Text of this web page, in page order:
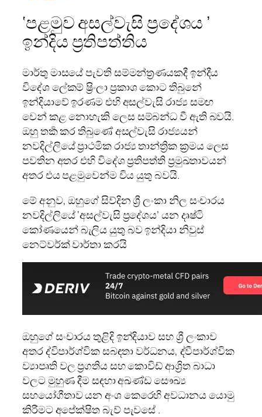
‘පළමුව අසල්වැසි ප්‍රදේශය ’
ඉන්දිය ප්‍රතිපත්තිය
මාර්තු මාසයේ පැවති සම්මන්ත්‍රණයකදී ඉන්දීය
විදේශ ලේකම් ෂ්‍රිංලා ප්‍රකාශ කොට තිබුනේ
ඉන්දියාවේ ඉරණම එහි අසල්වැසි රාජ්‍ය සමඟ
වෙන් කළ නොහැකි ලෙස සම්බන්ධ වී ඇති බවයි.
ඔහු තර්‍ක කර තිබුණේ අසල්වැසි රාජ්‍යයන්
නවදිල්ලියේ ප්‍රාථමික රාජ්‍ය තාන්ත්‍රික ක්‍රමය ලෙස
පවතින අතර එහි විදේශ ප්‍රතිපත්ති ප්‍රමුඛතාවයන්
අතර එය පළමුවෙන්ම විය යුතු බවයි.
මේ අනුව, ඔහුගේ සිව්දින ශ්‍රී ලංකා නිල සංචාරය
නවදිල්ලියේ ‘අසල්වැසි ප්‍රදේශය’ යන දෘෂ්ටි
කෝණයෙන් බැලිය යුතු බව ඉන්දියා නිවුස්
නෙට්වර්ක් වාර්තා කරයි
ඔහුගේ සංචාරය තුළිදි ඉන්දියාව සහ ශ්‍රී ලංකාව
අතර ද්විපාර්ශ්වික සබඳතා වර්ධනය, ද්වීපාර්ශ්වික
ව්‍යාපෘති වල ප්‍රගතිය සහ කොවිඩ් ආශ්‍රිත බාධා
වලට මුහුණ දීම සඳහා අඛණ්ඩ සෞඛ්‍ය
සහයෝගීතාව යන අංශ කෙරෙහි අවධානය යොමු
කිරීමට අපේක්ෂිත බැව් පැවසේ .